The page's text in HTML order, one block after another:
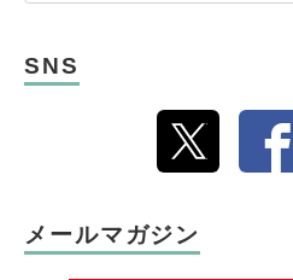
SNS
メールマガジン